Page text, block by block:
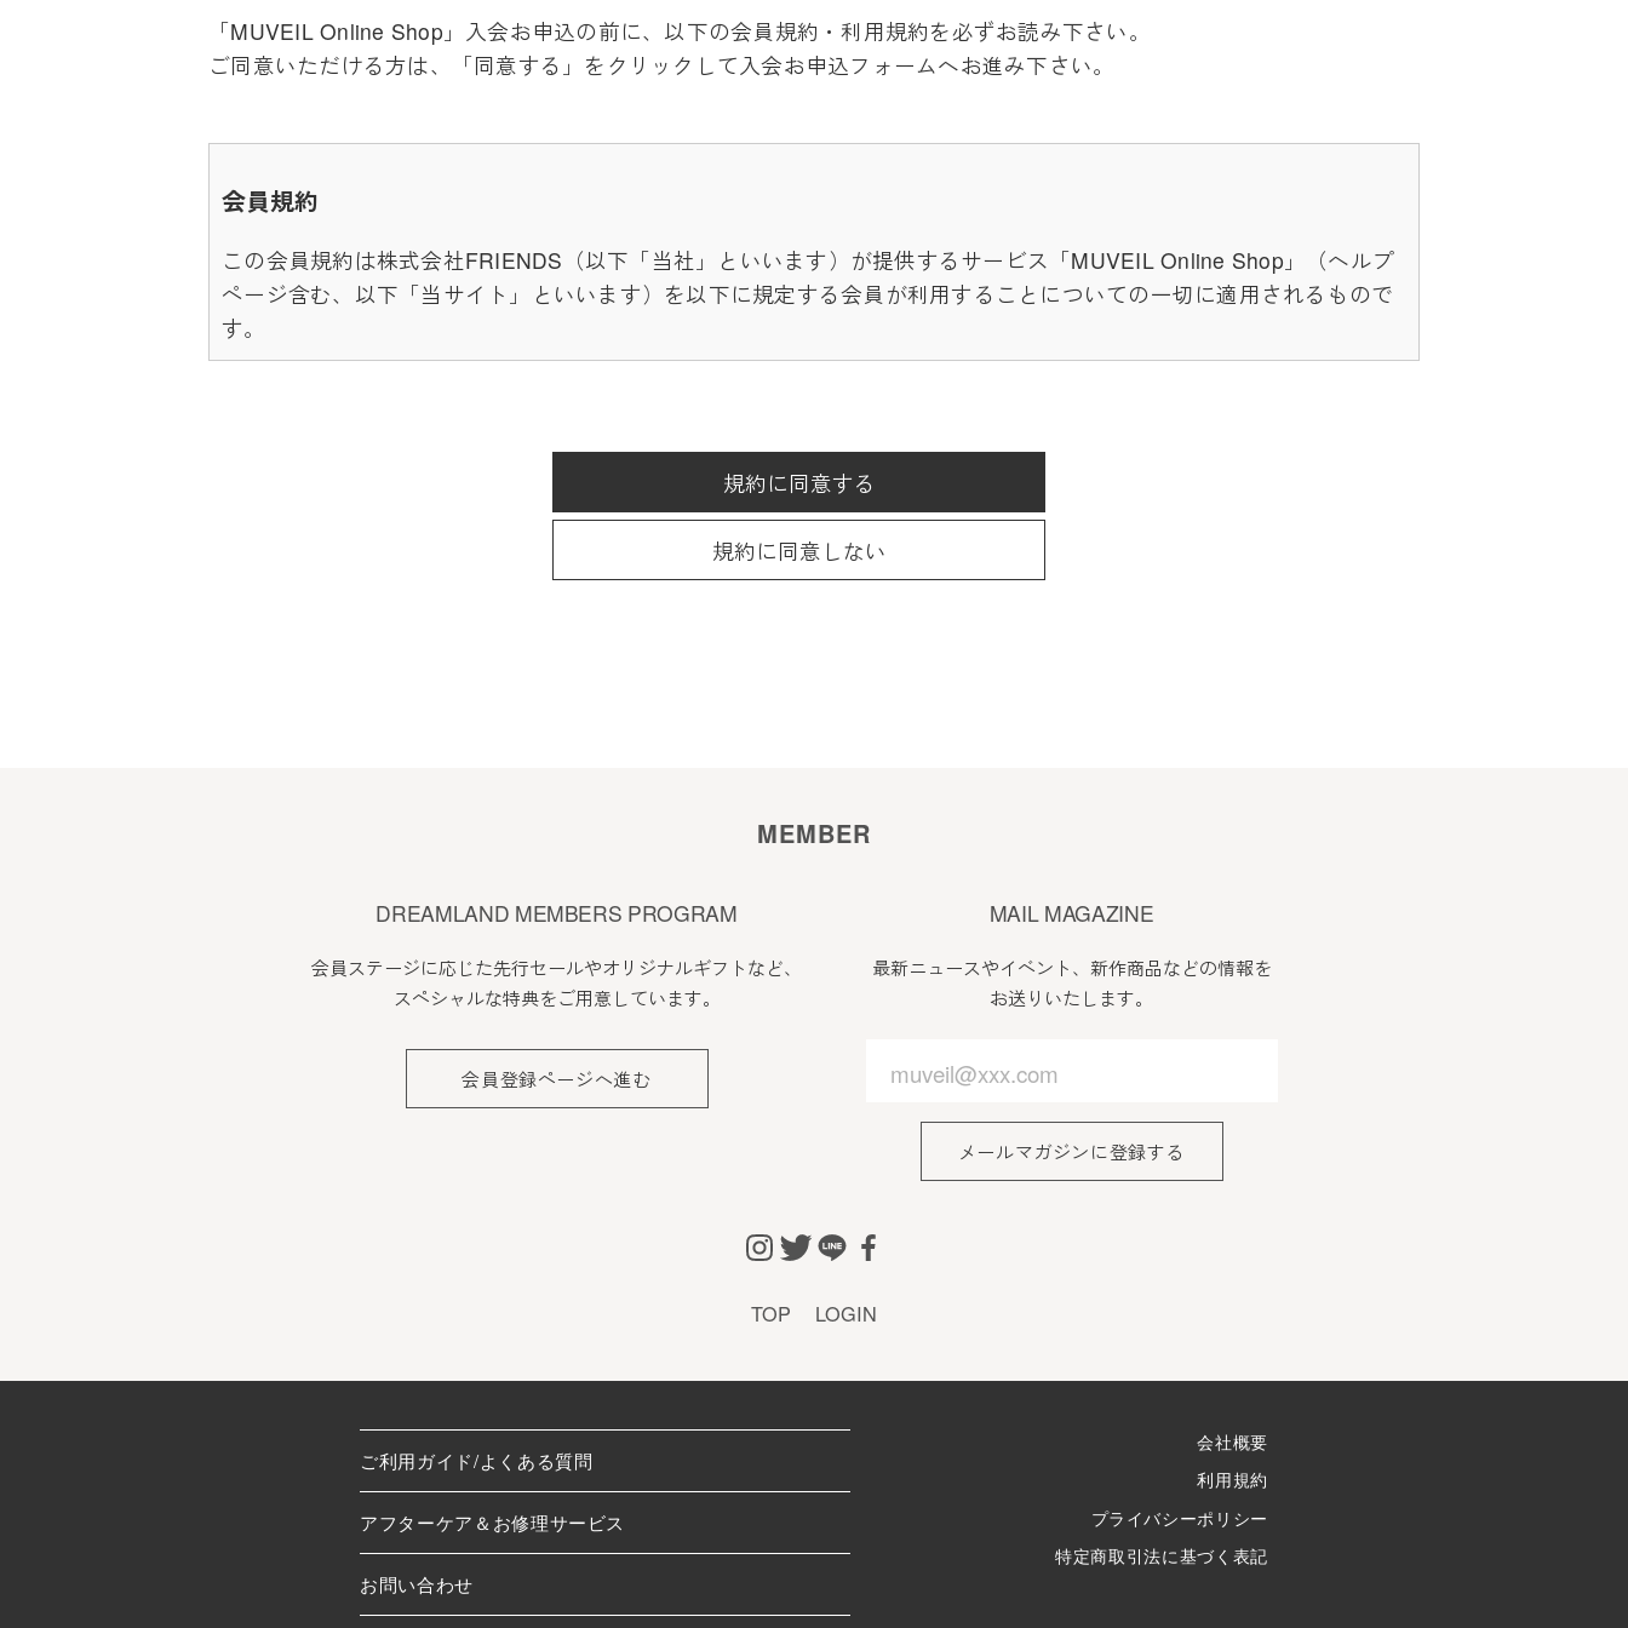
「MUVEIL Online Shop」入会お申込の前に、以下の会員規約・利用規約を必ずお読み下さい。
ご同意いただける方は、「同意する」をクリックして入会お申込フォームへお進み下さい。
会員規約
この会員規約は株式会社FRIENDS（以下「当社」といいます）が提供するサービス「MUVEIL Online Shop」（ヘルプ
ページ含む、以下「当サイト」といいます）を以下に規定する会員が利用することについての一切に適用されるもので
す。
ート範囲外となる為、各リンク先の規約に従うものとします）
1. 当社は、会員の了承を得ることなく本規約を随時変更することができるものとし、会員はこれを承諾します。
2. 前項の通知は、当サイト上に表示した時点で全ての会員に通知したものとみなします。
なお会員登録は無料です。
※ログインには、会員登録時に入力したメールアドレスおよびパスワードが必要になります。
会員のみなさまから提供された個人情報
当サイトを利用するにあたって、会員の住所、電話番号、購入履歴などの大切な個人情報がネットサーバ上に登録され
に会員除名処分を受けたことがある場合など、当社が不適当と判断した時は、その会員登録を承認しない場合がありま
また一度承認した会員であっても前述のいずれかであることが判明した場合は、ただちに承認を取り消させていただき
個人利用以外に転用、商用することを禁止します
規約に同意しない
規約に同意する
MEMBER
DREAMLAND MEMBERS PROGRAM
会員ステージに応じた先行セールやオリジナルギフトなど、
スペシャルな特典をご用意しています。
会員登録ページへ進む
MAIL MAGAZINE
最新ニュースやイベント、新作商品などの情報を
お送りいたします。
メールマガジンに登録する
TOP LOGIN
ご利用ガイド/よくある質問
アフターケア＆お修理サービス
お問い合わせ
会社概要
利用規約
プライバシーポリシー
特定商取引法に基づく表記